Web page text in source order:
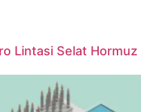
Lintasi Selat